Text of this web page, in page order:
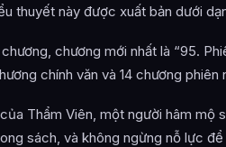
thuyết này được xuất bản dưới
chương mới nhất là “95.
chính văn và 14 chương
Thẩm Viên, một người hâm mộ
sách, và không ngừng nỗ lực